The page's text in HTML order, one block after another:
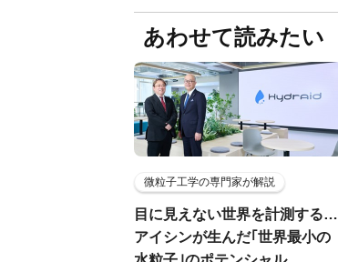
あわせて読みたい
微粒子工学の専門家が解説
目に見えない世界を計測する…
アイシンが生んだ｢世界最小の